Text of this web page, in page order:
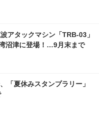
アタックマシン「TRB-03」
沼津に登場！…9月末まで
「夏休みスタンプラリー」